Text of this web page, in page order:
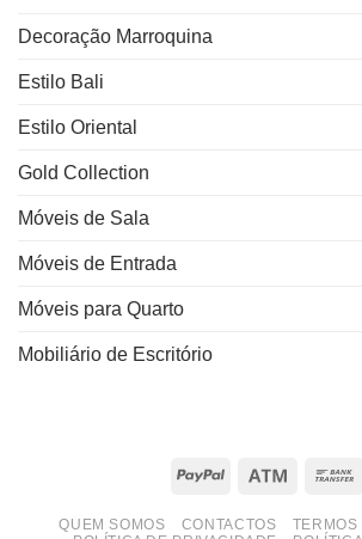
Decoração Marroquina
Estilo Bali
Estilo Oriental
Gold Collection
Móveis de Sala
Móveis de Entrada
Móveis para Quarto
Mobiliário de Escritório
PayPal Atm
QUEM SOMOS CONTACTOS
TERMOS